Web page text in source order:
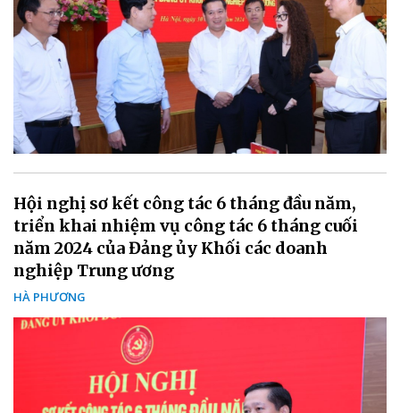
Hội nghị sơ kết công tác 6 tháng đầu năm,
triển khai nhiệm vụ công tác 6 tháng cuối
năm 2024 của Đảng ủy Khối các doanh
nghiệp Trung ương
HÀ PHƯƠNG